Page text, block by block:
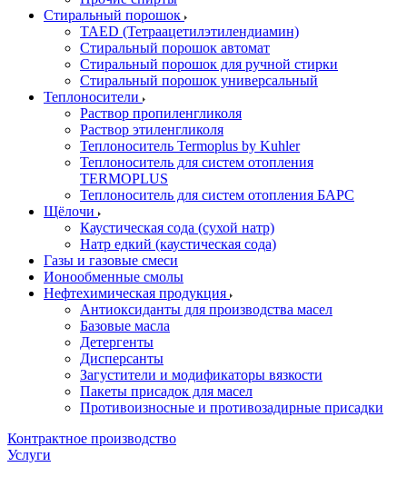
Стиральный порошок
TAED (Тетраацетилэтилендиамин)
Стиральный порошок автомат
Стиральный порошок для ручной стирки
Стиральный порошок универсальный
Теплоносители
Раствор пропиленгликоля
Раствор этиленгликоля
Теплоноситель Termoplus by Kuhler
Теплоноситель для систем отопления
TERMOPLUS
Теплоноситель для систем отопления БАРС
Щёлочи
Каустическая сода (сухой натр)
Натр едкий (каустическая сода)
Газы и газовые смеси
Ионообменные смолы
Нефтехимическая продукция
Антиоксиданты для производства масел
Базовые масла
Детергенты
Дисперсанты
Загустители и модификаторы вязкости
Пакеты присадок для масел
Противоизносные и противозадирные присадки
Контрактное производство
Услуги